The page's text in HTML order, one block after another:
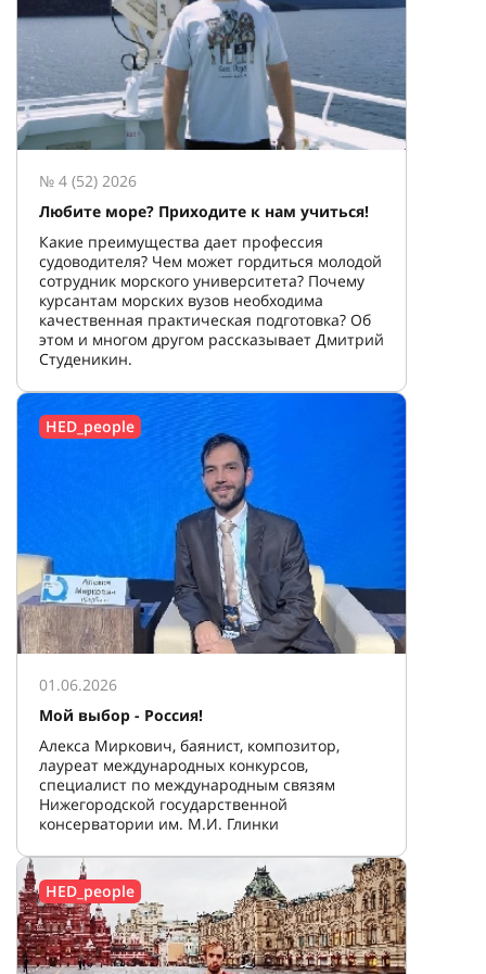
№ 4 (52) 2026
Любите море? Приходите к нам учиться!
Какие преимущества дает профессия
судоводителя? Чем может гордиться молодой
сотрудник морского университета? Почему
курсантам морских вузов необходима
качественная практическая подготовка? Об
этом и многом другом рассказывает Дмитрий
Студеникин.
HED_people
01.06.2026
Мой выбор - Россия!
Алекса Миркович, баянист, композитор,
лауреат международных конкурсов,
специалист по международным связям
Нижегородской государственной
консерватории им. М.И. Глинки
HED_people